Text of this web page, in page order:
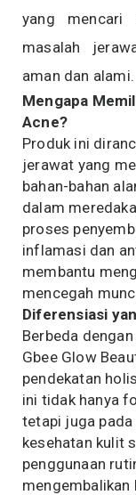
yang mencari
masalah
aman dan alami.
Mengapa
Acne?
Produk ini
jerawat yang
bahan-bahan
dalam
proses
inflamasi dan
membantu
mencegah
Diferensiasi
Berbeda
Gbee Glow
pendekatan
ini tidak hanya
tetapi juga pada
kesehatan kulit
penggunaan
mengembalikan